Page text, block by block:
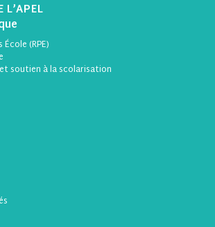
L’APEL
(RPE)
soutien à la scolarisation